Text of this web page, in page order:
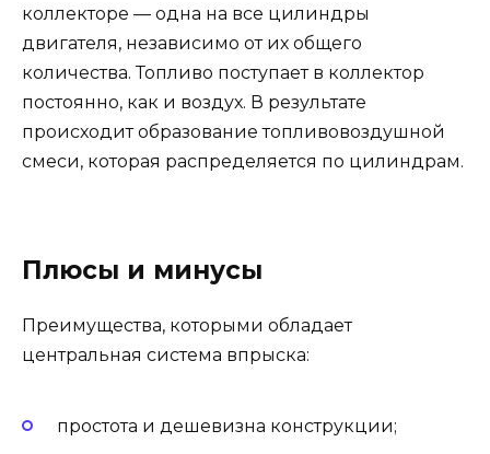
коллекторе — одна на все цилиндры
двигателя, независимо от их общего
количества. Топливо поступает в коллектор
постоянно, как и воздух. В результате
происходит образование топливовоздушной
смеси, которая распределяется по цилиндрам.
Плюсы и минусы
Преимущества, которыми обладает
центральная система впрыска:
простота и дешевизна конструкции;